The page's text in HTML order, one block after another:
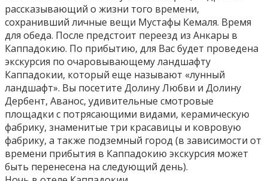
рассказывающий о жизни того времени,
сохранивший личные вещи Мустафы Кемаля. Время
для обеда. После предстоит переезд из Анкары в
Каппадокию. По прибытию, для Вас будет проведена
экскурсия по очаровывающему ландшафту
Каппадокии, который еще называют «лунный
ландшафт». Вы посетите Долину Любви и Долину
Дербент, Аванос, удивительные смотровые
площадки с потрясающими видами, керамическую
фабрику, знаменитые три красавицы и ковровую
фабрику, а также подземный город (в зависимости от
времени прибытия в Каппадокию экскурсия может
быть перенесена на следующий день).